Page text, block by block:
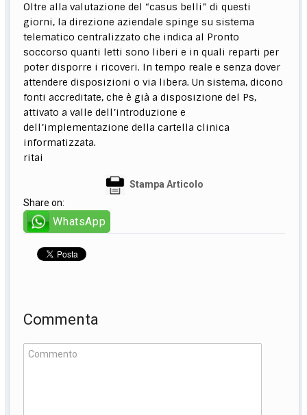
Oltre alla valutazione del “casus belli” di questi
giorni, la direzione aziendale spinge su sistema
telematico centralizzato che indica al Pronto
soccorso quanti letti sono liberi e in quali reparti per
poter disporre i ricoveri. In tempo reale e senza dover
attendere disposizioni o via libera. Un sistema, dicono
fonti accreditate, che è già a disposizione del Ps,
attivato a valle dell’introduzione e
dell’implementazione della cartella clinica
informatizzata.
ritai
Stampa Articolo
Share on:
WhatsApp
Commenta